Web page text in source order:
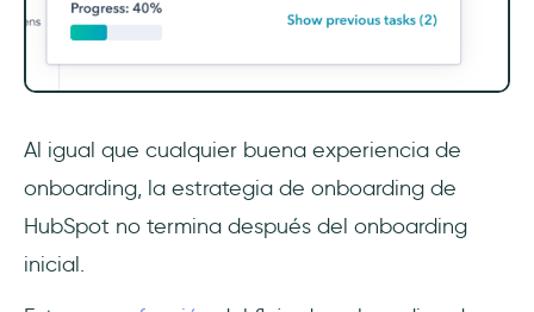
Al igual que cualquier buena experiencia de
onboarding, la estrategia de onboarding de
HubSpot no termina después del onboarding
inicial.